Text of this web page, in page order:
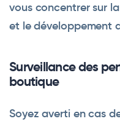
vous concentrer sur
et le développement
Surveillance des
boutique
Soyez averti en cas